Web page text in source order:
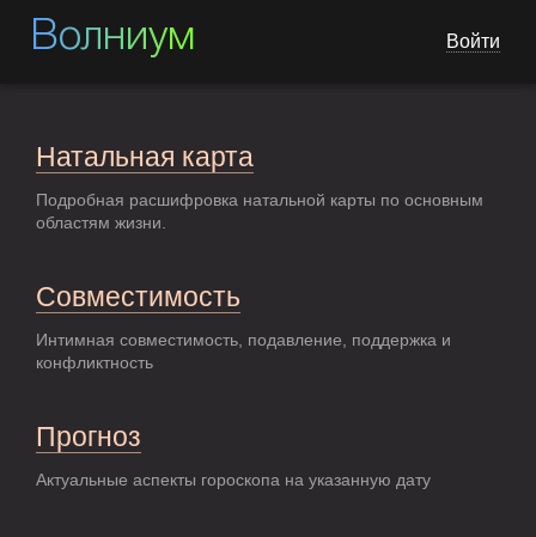
Волниум Войти
Натальная карта
Подробная расшифровка натальной карты по основным
областям жизни.
Совместимость
Интимная совместимость, подавление, поддержка и
конфликтность
Прогноз
Актуальные аспекты гороскопа на указанную дату